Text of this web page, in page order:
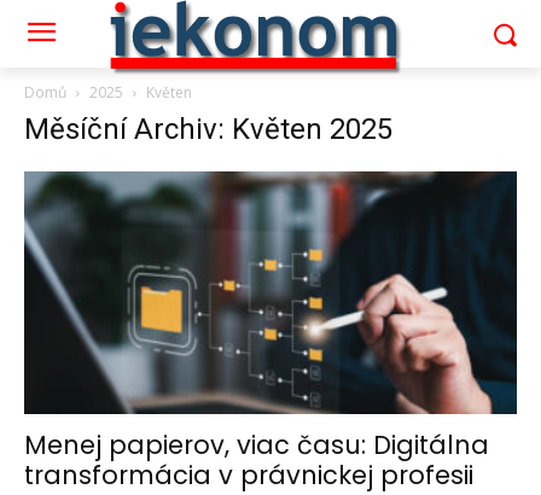
Domů 2025 Květen
Měsíční Archiv: Květen 2025
Menej papierov, viac času: Digitálna
transformácia v právnickej profesii